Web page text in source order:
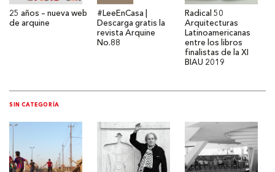
25 años – nueva web
de arquine
#LeeEnCasa |
Descarga gratis la
revista Arquine
No.88
Radical 50
Arquitecturas
Latinoamericanas
entre los libros
finalistas de la XI
BIAU 2019
SIN CATEGORÍA